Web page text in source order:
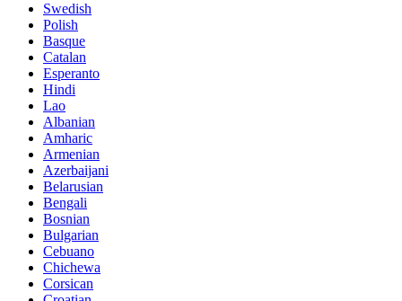
Swedish
Polish
Basque
Catalan
Esperanto
Hindi
Lao
Albanian
Amharic
Armenian
Azerbaijani
Belarusian
Bengali
Bosnian
Bulgarian
Cebuano
Chichewa
Corsican